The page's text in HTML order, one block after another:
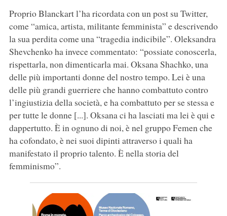
Proprio Blanckart l’ha ricordata con un post su Twitter,
come “amica, artista, militante femminista” e descrivendo
la sua perdita come una “tragedia indicibile”. Oleksandra
Shevchenko ha invece commentato: “possiate conoscerla,
rispettarla, non dimenticarla mai. Oksana Shachko, una
delle più importanti donne del nostro tempo. Lei è una
delle più grandi guerriere che hanno combattuto contro
l’ingiustizia della società, e ha combattuto per se stessa e
per tutte le donne [...]. Oksana ci ha lasciati ma lei è qui e
dappertutto. È in ognuno di noi, è nel gruppo Femen che
ha cofondato, è nei suoi dipinti attraverso i quali ha
manifestato il proprio talento. È nella storia del
femminismo”.